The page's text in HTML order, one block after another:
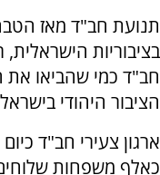
תנועת חב"ד מאז
בציבוריות
חב"ד כמי שהביאו
הציבור היהודי
ארגון צעירי חב"ד